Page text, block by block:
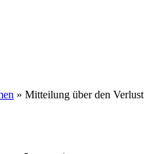
» Mitteilung über den Verlust